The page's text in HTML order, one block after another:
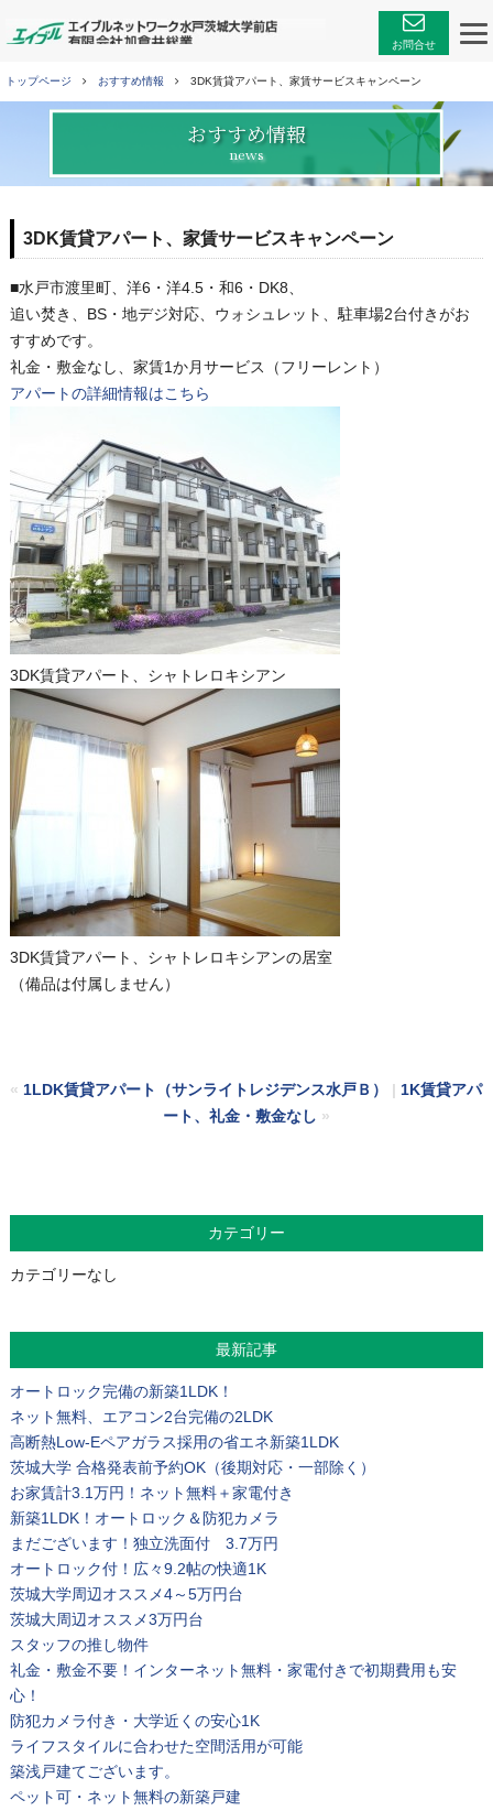
エイブルネットワーク
お問合せ
トップページ おすすめ情報 3DK賃貸アパート、家賃サービスキャンペーン
おすすめ情報
news
3DK賃貸アパート、家賃サービスキャンペーン
■水戸市渡里町、洋6・洋4.5・和6・DK8、
追い焚き、BS・地デジ対応、ウォシュレット、駐車場2台付きがお
すすめです。
礼金・敷金なし、家賃1か月サービス（フリーレント）
アパートの詳細情報はこちら
3DK賃貸アパート、シャトレロキシアン
3DK賃貸アパート、シャトレロキシアンの居室
（備品は付属しません）
« 1LDK賃貸アパート（サンライトレジデンス水戸Ｂ） | 1K賃貸アパ
ート、礼金・敷金なし »
カテゴリー
カテゴリーなし
最新記事
オートロック完備の新築1LDK！
ネット無料、エアコン2台完備の2LDK
高断熱Low-Eペアガラス採用の省エネ新築1LDK
茨城大学 合格発表前予約OK（後期対応・一部除く）
お家賃計3.1万円！ネット無料＋家電付き
新築1LDK！オートロック＆防犯カメラ
まだございます！独立洗面付 3.7万円
オートロック付！広々9.2帖の快適1K
茨城大学周辺オススメ4～5万円台
茨城大周辺オススメ3万円台
スタッフの推し物件
礼金・敷金不要！インターネット無料・家電付きで初期費用も安
心！
防犯カメラ付き・大学近くの安心1K
ライフスタイルに合わせた空間活用が可能
築浅戸建てございます。
ペット可・ネット無料の新築戸建